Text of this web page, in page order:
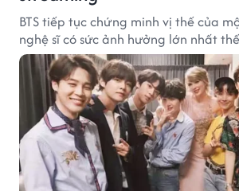
BTS tiếp tục chứng minh vị thế của
nghệ sĩ có sức ảnh hưởng lớn nhất